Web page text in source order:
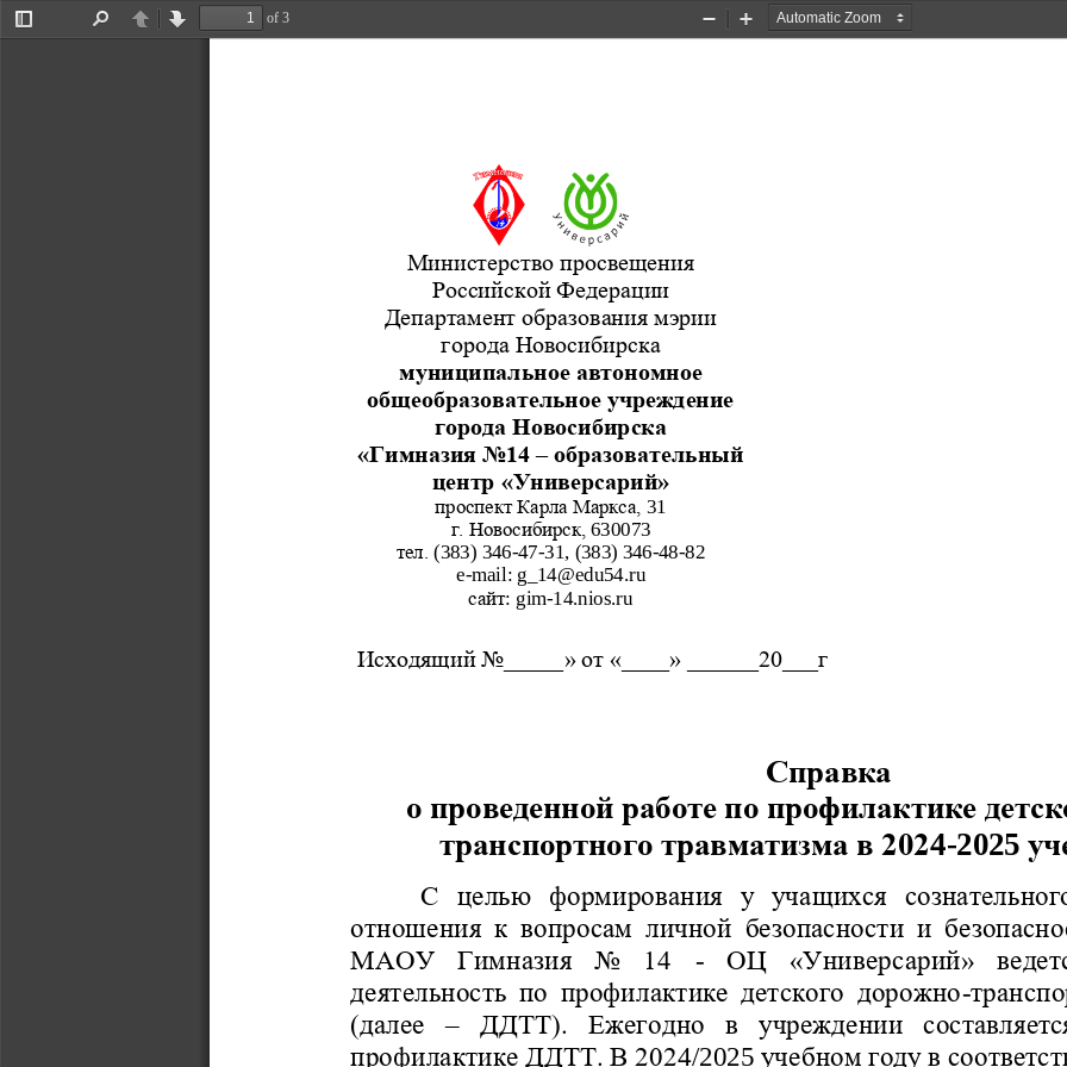
Toggle
PreviousNext
of 3
Zoom
Zoom
Исходящий No _____» от «____ » ______20___г
Справка
о проведенной работе по профилактике
транспортного травматизма в 2024-2025
С  целью  формирования  у  учащихся
отношения к вопросам личной безопасности и
МАОУ  Гимназия  No  14 - ОЦ «Универсарий»
деятельность по профилактике детского дорожно-
(далее
–
ДДТТ).  Ежегодно  в  учреждении
профилактике ДДТТ. В 2024/2025 учебном году в
Министерство просвещения
Российской Федерации
Департамент образования мэрии
города Новосибирска
муниципальное автономное
общеобразовательное учреждение
города Новосибирска
«Гимназия No14 –образовательный
центр «Универсарий»
проспект Карла Маркса, 31
г. Новосибирск, 630073
тел. (383) 346-47-31 (383) 346-48-82
e-mail: g _14@edu54.ru
сайт: gim-14.nios .ru